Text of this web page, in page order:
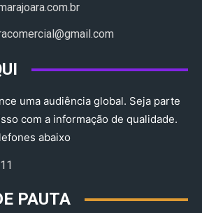
uma audiência global. Seja parte
com a informação de qualidade.
abaixo
PAUTA